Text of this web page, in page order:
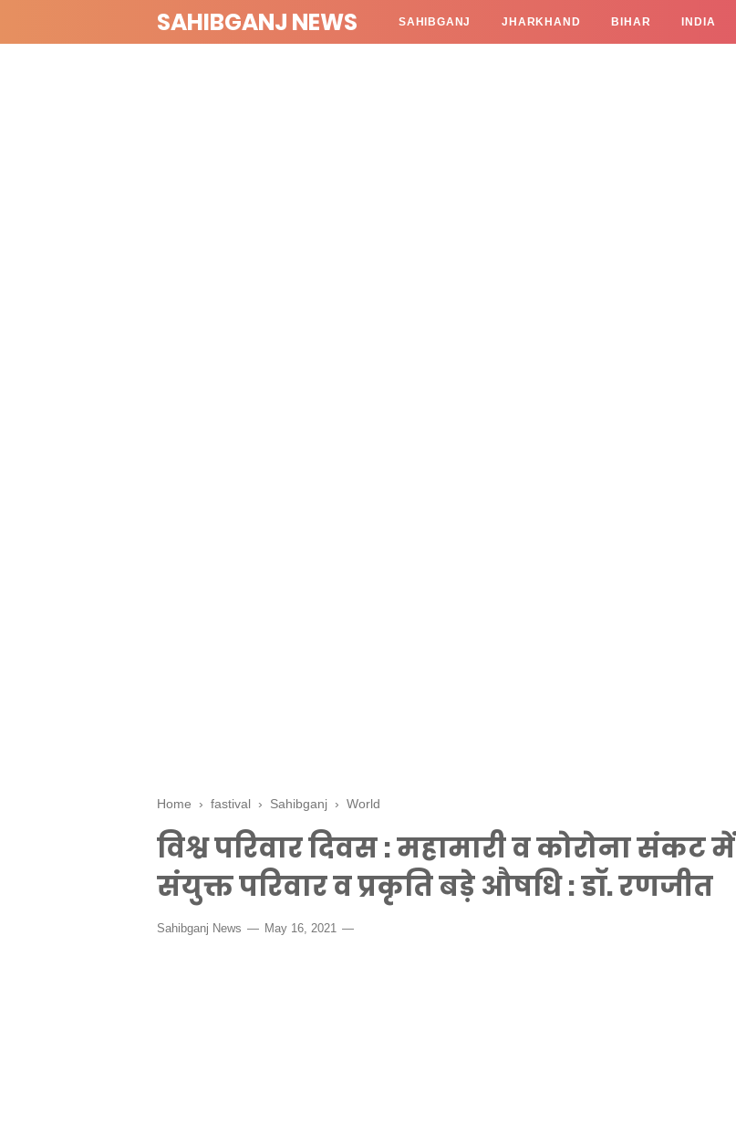
SAHIBGANJ NEWS SAHIBGANJ JHARKHAND BIHAR INDIA
Home › fastival › Sahibganj › World
विश्व परिवार दिवस : महामारी व कोरोना संकट में
संयुक्त परिवार व प्रकृति बड़े औषधि : डॉ. रणजीत
Sahibganj News May 16, 2021